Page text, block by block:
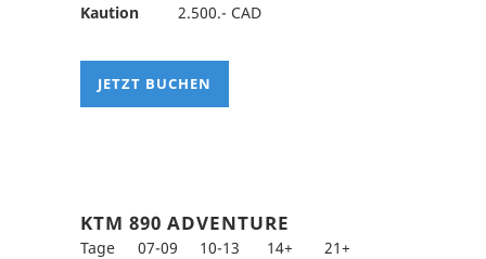
Kaution
2.500.- CAD
JETZT BUCHEN
KTM 890 ADVENTURE
Tage 07-09 10-13 14+
21+